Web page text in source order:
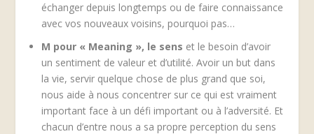
échanger depuis longtemps ou de faire connaissance
avec vos nouveaux voisins, pourquoi pas…
M pour « Meaning », le sens et le besoin d’avoir
un sentiment de valeur et d’utilité. Avoir un but dans
la vie, servir quelque chose de plus grand que soi,
nous aide à nous concentrer sur ce qui est vraiment
important face à un défi important ou à l’adversité. Et
chacun d’entre nous a sa propre perception du sens